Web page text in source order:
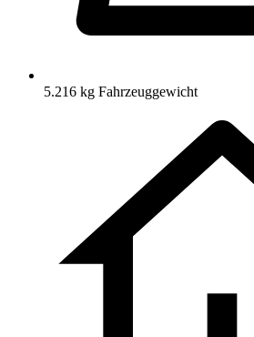
5.216 kg Fahrzeuggewicht